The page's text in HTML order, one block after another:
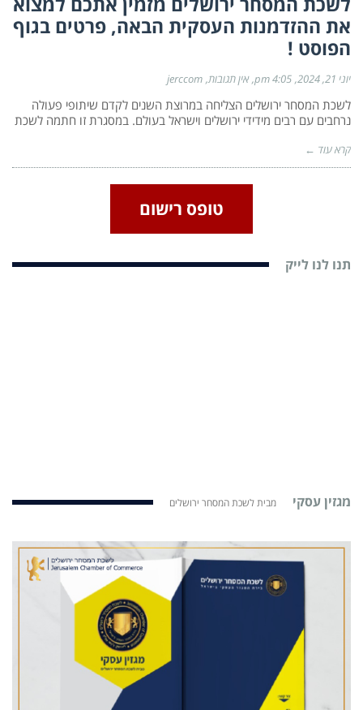
את ההזדמנות העסקית הבאה, פרטים בגוף
הפוסט !
יוני 21, 2024 4:05 pm אין תגובות jerccom
לשכת המסחר ירושלים הצליחה במרוצת השנים לקדם שיתופי פעולה
נרחבים עם רבים מידידי ירושלים וישראל בעולם. במסגרת זו חתמה לשכת
קרא עוד ←
טופס רישום
תנו לנו לייק
מגזין עסקי מבית לשכת המסחר ירושלים